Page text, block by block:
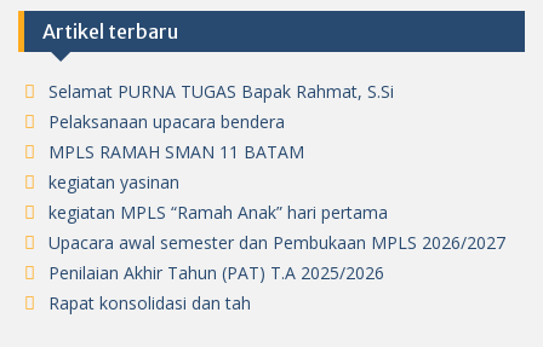
Artikel terbaru
Selamat PURNA TUGAS Bapak Rahmat, S.Si
Pelaksanaan upacara bendera
MPLS RAMAH SMAN 11 BATAM
kegiatan yasinan
kegiatan MPLS “Ramah Anak” hari pertama
Upacara awal semester dan Pembukaan MPLS 2026/2027
Penilaian Akhir Tahun (PAT) T.A 2025/2026
Rapat konsolidasi dan tah